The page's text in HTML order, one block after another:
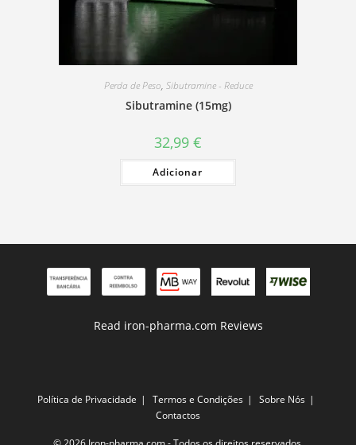
Perda de Peso, Sibutramine - Reduce
Sibutramine (15mg)
32,99 €
Adicionar
Read iron-pharma.com Reviews
Política de Privacidade Termos e Condições
Sobre Nós
Contactos